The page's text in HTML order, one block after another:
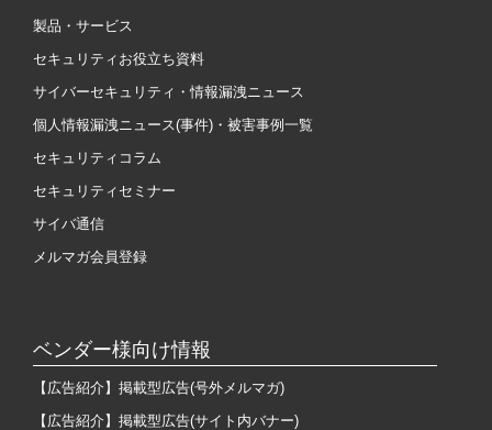
製品・サービス
セキュリティお役立ち資料
サイバーセキュリティ・情報漏洩ニュース
個人情報漏洩ニュース(事件)・被害事例一覧
セキュリティコラム
セキュリティセミナー
サイバ通信
メルマガ会員登録
ベンダー様向け情報
【広告紹介】掲載型広告(号外メルマガ)
【広告紹介】掲載型広告(サイト内バナー)